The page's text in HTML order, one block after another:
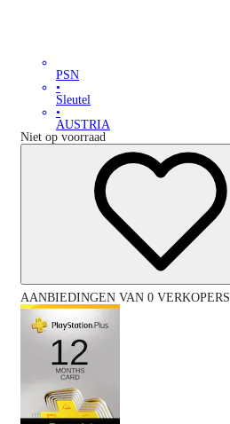
PSN
•
Sleutel
•
AUSTRIA
Niet op voorraad
AANBIEDINGEN VAN 0 VERKOPERS